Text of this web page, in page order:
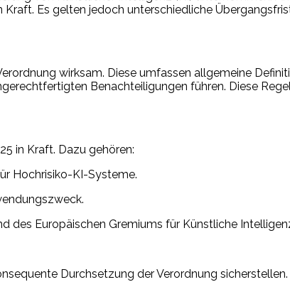
Es gelten jedoch unterschiedliche
wirksam. Diese umfassen allgemeine
Benachteiligungen führen. Diese
in Kraft. Dazu gehören:
Hochrisiko-KI-Systeme.
Europäischen Gremiums für Künstliche
Durchsetzung der Verordnung sicherstellen.